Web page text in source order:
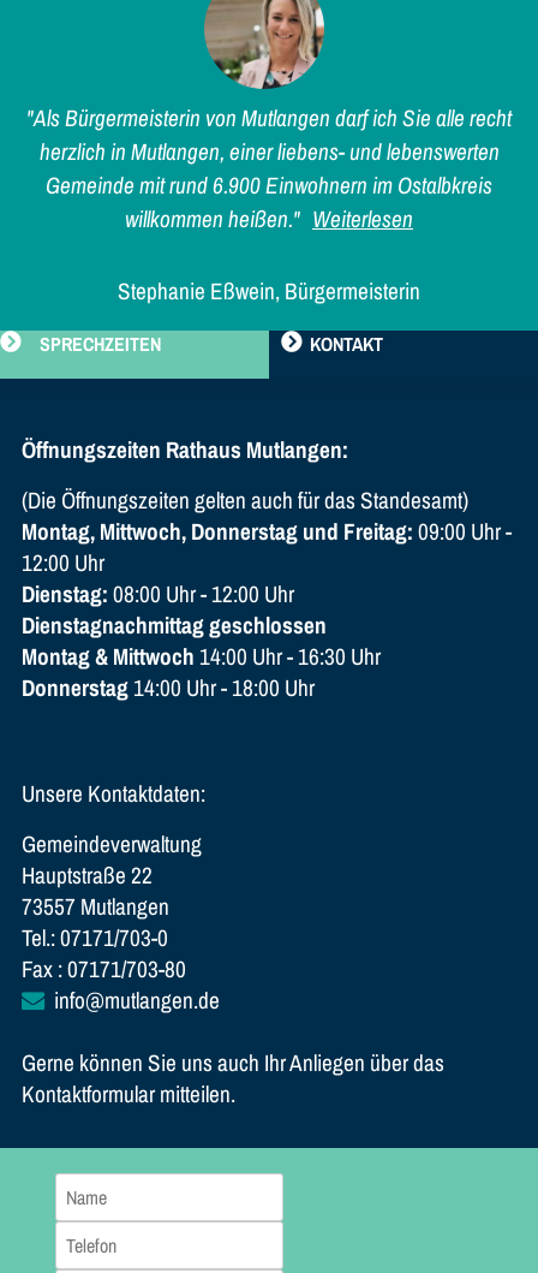
"Als Bürgermeisterin von Mutlangen darf ich Sie alle recht
herzlich in Mutlangen, einer liebens- und lebenswerten
Gemeinde mit rund 6.900 Einwohnern im Ostalbkreis
willkommen heißen." Weiterlesen
Stephanie Eßwein, Bürgermeisterin
SPRECHZEITEN KONTAKT
Öffnungszeiten Rathaus Mutlangen:
(Die Öffnungszeiten gelten auch für das Standesamt)
Montag, Mittwoch, Donnerstag und Freitag:09:00 Uhr -
12:00 Uhr
Dienstag:08:00 Uhr - 12:00 Uhr
Dienstagnachmittag geschlossen
Montag & Mittwoch 14:00 Uhr - 16:30 Uhr
Donnerstag14:00 Uhr - 18:00 Uhr
Unsere Kontaktdaten:
Gemeindeverwaltung
Hauptstraße 22
73557 Mutlangen
Tel.: 07171/703-0
Fax : 07171/703-80
info@mutlangen.de
Gerne können Sie uns auch Ihr Anliegen über das
Kontaktformular mitteilen.